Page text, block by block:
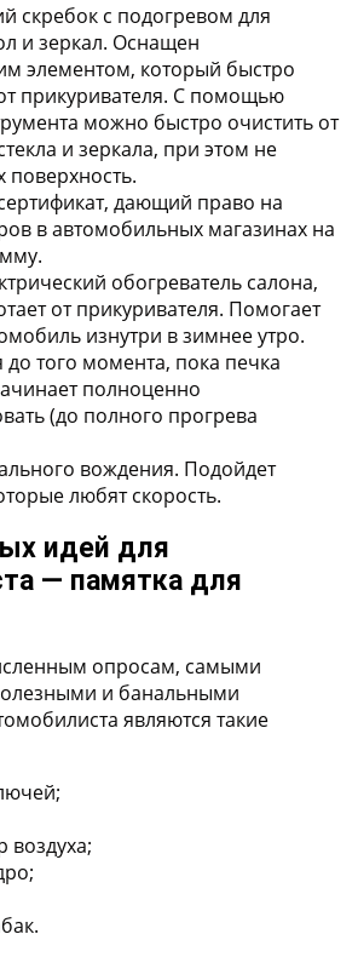
скребок с подогревом для
и зеркал. Оснащен
элементом, который быстро
прикуривателя. С помощью
можно быстро очистить от
и зеркала, при этом не
поверхность.
, дающий право на
в автомобильных магазинах на
обогреватель салона,
от прикуривателя. Помогает
изнутри в зимнее утро.
до того момента, пока печка
полноценно
(до полного прогрева
вождения. Подойдет
любят скорость.
идей для
— памятка для
опросам, самыми
и банальными
являются такие
воздуха;